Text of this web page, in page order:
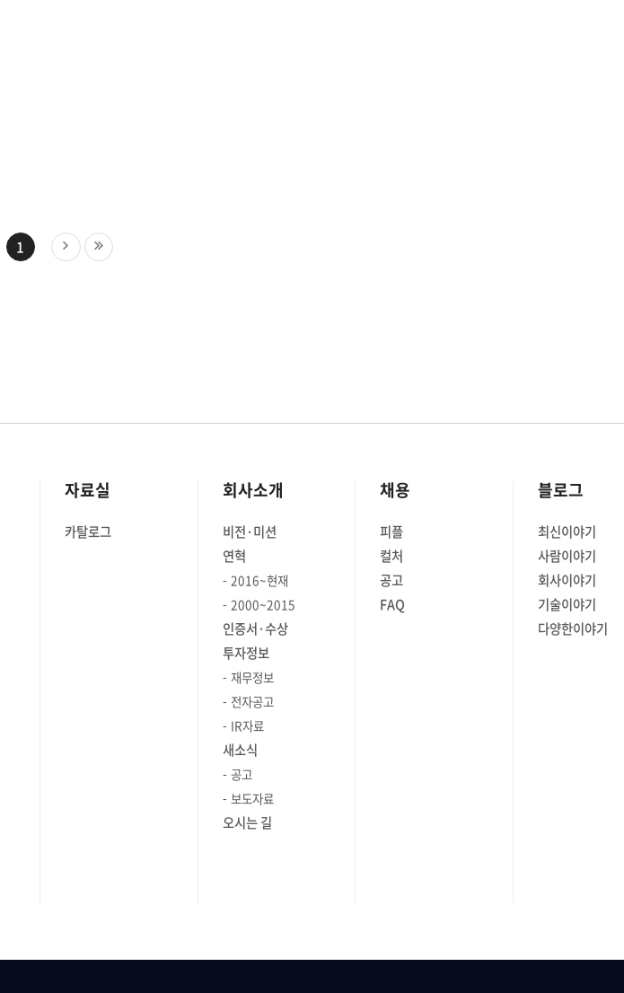
1
자료실
카탈로그
회사소개
비전·미션
연혁
2016~현재
2000~2015
인증서·수상
투자정보
재무정보
전자공고
IR자료
새소식
공고
보도자료
오시는 길
채용
피플
컬처
공고
FAQ
블로그
최신이야기
사람이야기
회사이야기
기술이야기
다양한이야기